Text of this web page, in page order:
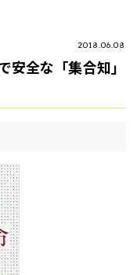
2018.06.08
全な「集合知」